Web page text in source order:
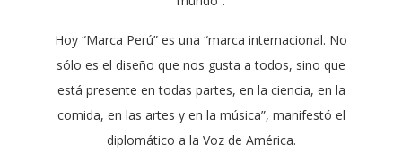
Hoy “Marca Perú” es una “marca internacional. No
sólo es el diseño que nos gusta a todos, sino que
está presente en todas partes, en la ciencia, en la
comida, en las artes y en la música”, manifestó el
diplomático a la Voz de América.